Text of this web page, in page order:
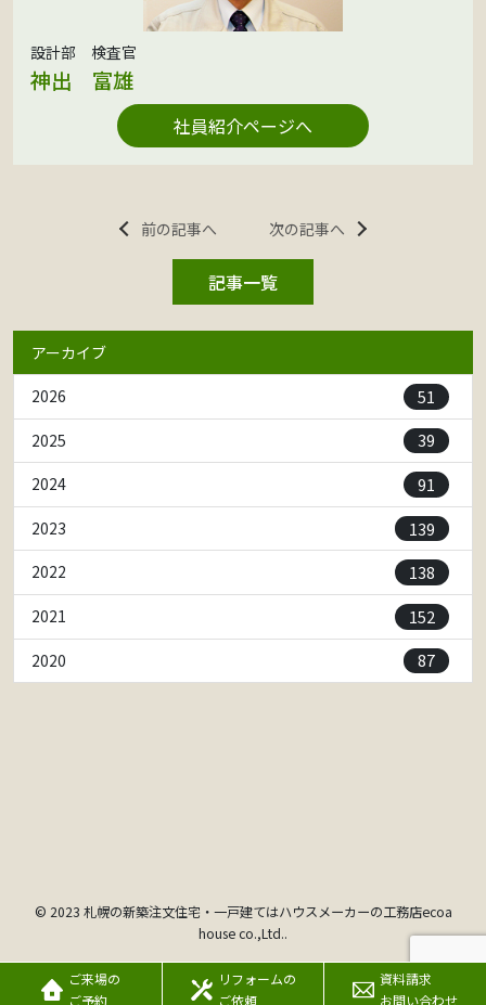
設計部 検査官
神出 富雄
社員紹介ページへ
前の記事へ 次の記事へ
記事一覧
アーカイブ
2026
51
2025 39
2024 91
2023 139
2022 138
2021 152
2020 87
© 2023 札幌の新築注文住宅・一戸建てはハウスメーカーの工務店ecoa
house co.,Ltd..
ご来場の
ご予約
リフォームの
ご依頼
資料請求
お問い合わせ